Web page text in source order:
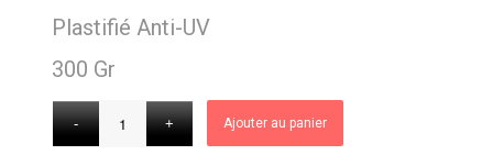
Plastifié Anti-UV
300 Gr
Ajouter au panier